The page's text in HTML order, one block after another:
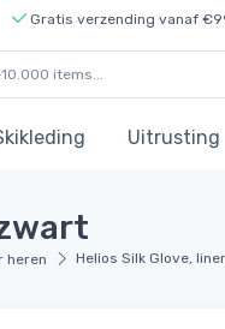
Gratis verzending vanaf
Uitrusting
heren Helios Silk Glove,